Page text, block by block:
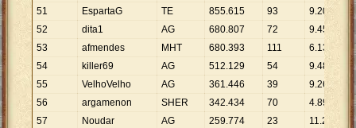
51
EspartaG TE 855.615 93 9.200
52
dita1 AG 680.807 72 9.456
53
afmendes MHT 680.393 111 6.130
54
killer69 AG 512.129 54 9.484
55
VelhoVelho AG 361.446 39 9.268
56
argamenon SHER 342.434 70 4.892
57
Noudar AG 259.774 23 11.295